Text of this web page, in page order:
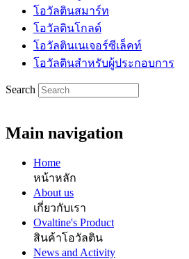
โอวัลตินสมาร์ท
โอวัลตินโกลด์
โอวัลตินเนเจอร์ซีเล็คท์
โอวัลตินสำหรับผู้ประกอบการ
Search
Main navigation
Home
หน้าหลัก
About us
เกี่ยวกับเรา
Ovaltine's Product
สินค้าโอวัลติน
News and Activity